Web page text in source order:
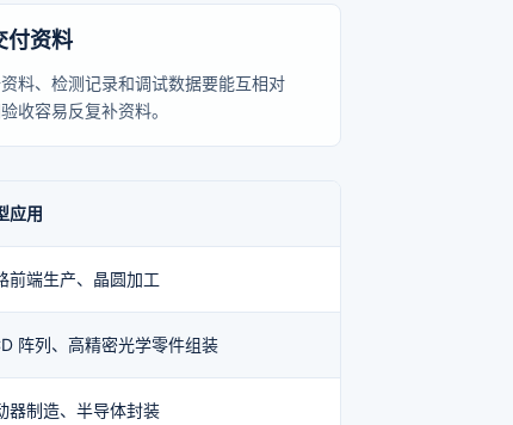
付资料
料、检测记录和调试数据要能互相对
收容易反复补资料。
应用
前端生产、晶圆加工
阵列、高精密光学零件组装
器制造、半导体封装